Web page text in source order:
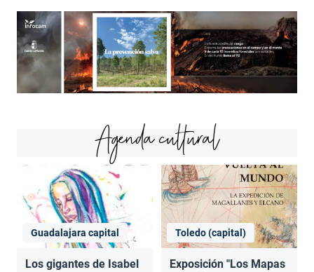
Agenda cultural
Guadalajara capital
Los gigantes de Isabel
Toledo (capital)
Exposición "Los Mapas